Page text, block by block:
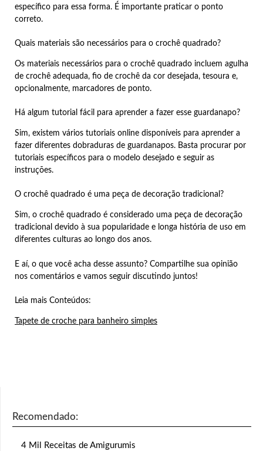
específico para essa forma. É importante praticar o ponto
correto.
Quais materiais são necessários para o crochê quadrado?
Os materiais necessários para o crochê quadrado incluem agulha
de crochê adequada, fio de crochê da cor desejada, tesoura e,
opcionalmente, marcadores de ponto.
Há algum tutorial fácil para aprender a fazer esse guardanapo?
Sim, existem vários tutoriais online disponíveis para aprender a
fazer diferentes dobraduras de guardanapos. Basta procurar por
tutoriais específicos para o modelo desejado e seguir as
instruções.
O crochê quadrado é uma peça de decoração tradicional?
Sim, o crochê quadrado é considerado uma peça de decoração
tradicional devido à sua popularidade e longa história de uso em
diferentes culturas ao longo dos anos.
E aí, o que você acha desse assunto? Compartilhe sua opinião
nos comentários e vamos seguir discutindo juntos!
Leia mais Conteúdos:
Tapete de croche para banheiro simples
Recomendado:
4 Mil Receitas de Amigurumis